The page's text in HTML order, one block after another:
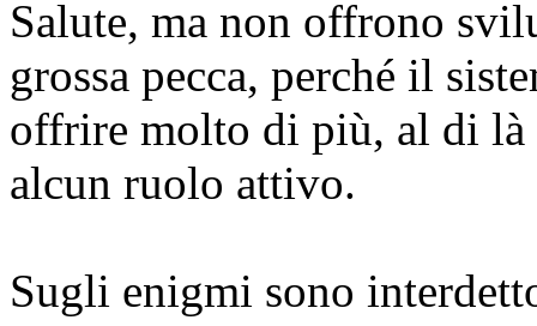
Salute, ma non offrono
grossa pecca, perché il
offrire molto di più, al di là
alcun ruolo attivo.
Sugli enigmi sono